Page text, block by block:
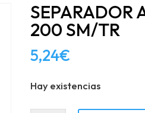
SEPARADOR
200 SM/TR
5,24€
Hay existencias